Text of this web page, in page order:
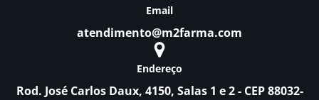
Email
atendimento@m2farma.com
Endereço
Rod. José Carlos Daux, 4150, Salas 1 e 2 - CEP 88032-